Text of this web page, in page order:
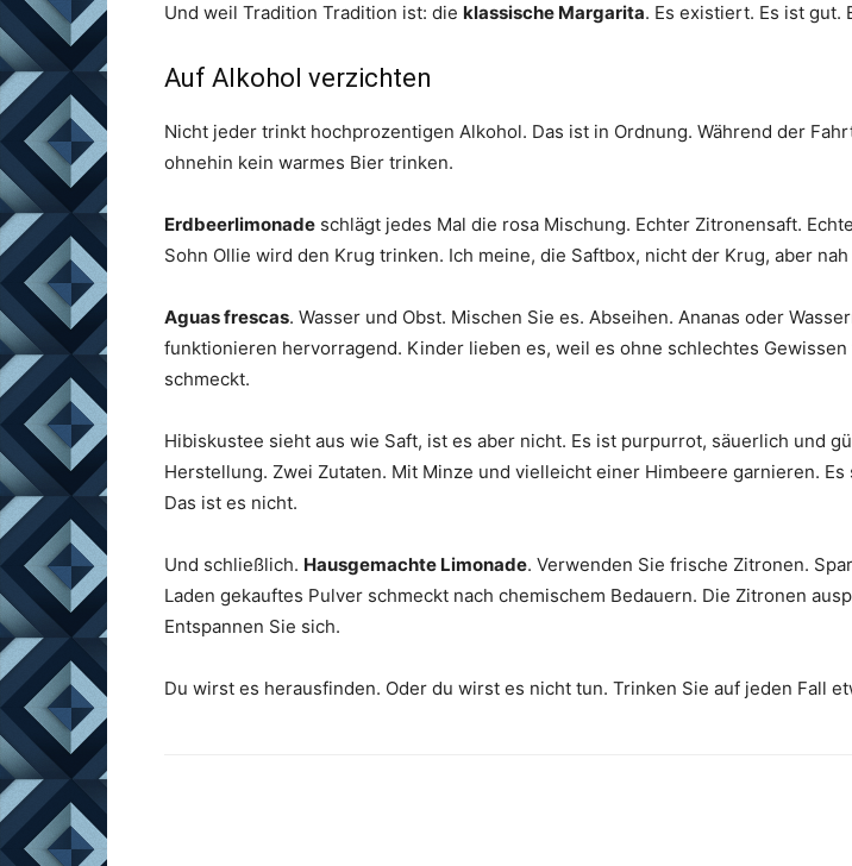
Und weil Tradition Tradition ist: die klassische Margarita. Es existiert. Es ist gut.
Auf Alkohol verzichten
Nicht jeder trinkt hochprozentigen Alkohol. Das ist in Ordnung. Während der
ohnehin kein warmes Bier trinken.
Erdbeerlimonade schlägt jedes Mal die rosa Mischung. Echter Zitronensaft.
Sohn Ollie wird den Krug trinken. Ich meine, die Saftbox, nicht der Krug, aber nah
Aguas frescas. Wasser und Obst. Mischen Sie es. Abseihen. Ananas oder
funktionieren hervorragend. Kinder lieben es, weil es ohne schlechtes
schmeckt.
Hibiskustee sieht aus wie Saft, ist es aber nicht. Es ist purpurrot, säuerlich und
Herstellung. Zwei Zutaten. Mit Minze und vielleicht einer Himbeere garnieren. Es
Das ist es nicht.
Und schließlich. Hausgemachte Limonade. Verwenden Sie frische Zitronen.
Laden gekauftes Pulver schmeckt nach chemischem Bedauern. Die Zitronen
Entspannen Sie sich.
Du wirst es herausfinden. Oder du wirst es nicht tun. Trinken Sie auf jeden Fall